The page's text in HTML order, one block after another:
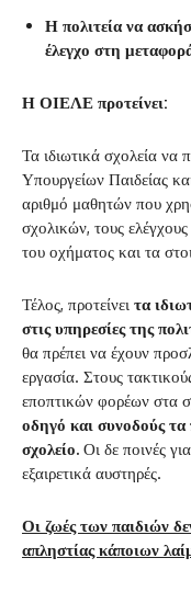
Η πολιτεία να
έλεγχο στη
Η ΟΙΕΛΕ προτείνει:
Τα ιδιωτικά σχολεία να
Υπουργείων Παιδείας
αριθμό μαθητών που
σχολικών, τους
του οχήματος και τα
Τέλος, προτείνει τα
στις υπηρεσίες της
θα πρέπει να έχουν
εργασία. Στους
εποπτικών φορέων στα
οδηγό και συνοδούς
σχολείο. Οι δε ποινές
εξαιρετικά αυστηρές.
Οι ζωές των παιδιών
απληστίας κάποιων